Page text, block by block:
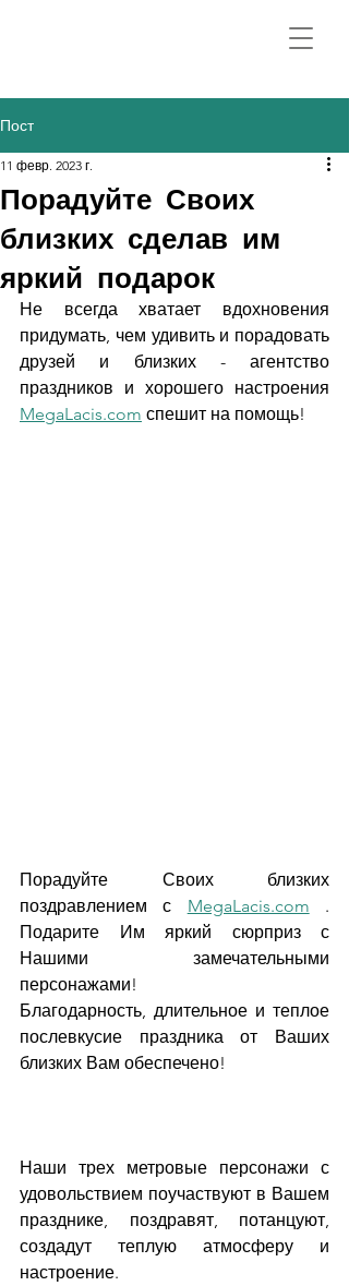
Пост
Порадуйте Своих
близких сделав им
яркий подарок
11 февр. 2023 г.
Не всегда хватает вдохновения
придумать, чем удивить и порадовать
друзей и близких - агентство
MegaLacis.com спешит на помощь!
Порадуйте Своих близких
поздравлением с MegaLacis.com .
Подарите Им яркий сюрприз с
Нашими замечательными
персонажами!
Благодарность, длительное и теплое
послевкусие праздника от Ваших
близких Вам обеспечено!
Наши трех метровые персонажи с
удовольствием поучаствуют в Вашем
празднике, поздравят, потанцуют,
создадут теплую атмосферу и
настроение.